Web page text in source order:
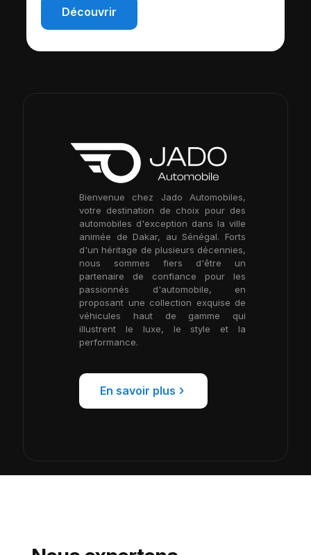
Bienvenue chez Jado Automobiles,
votre destination de choix pour des
automobiles d'exception dans la ville
animée de Dakar, au Sénégal. Forts
d'un héritage de plusieurs décennies,
nous sommes fiers d'être un
partenaire de confiance pour les
passionnés d'automobile, en
proposant une collection exquise de
véhicules haut de gamme qui
illustrent le luxe, le style et la
performance.
En savoir plus